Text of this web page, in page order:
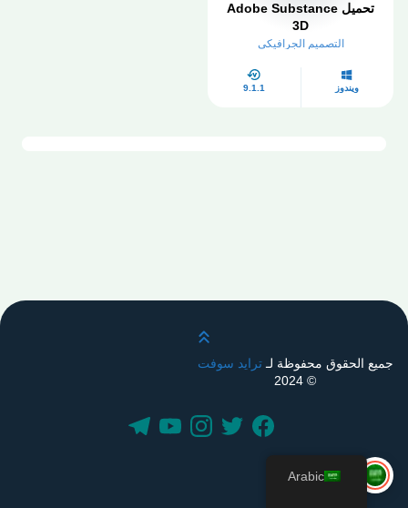
تحميل Adobe Substance
3D
التصميم الجرافيكي
ويندوز 9.1.1
قم بالتمرير لأعلى
جميع الحقوق محفوظة لـترايد سوفت
© 2024
Arabic